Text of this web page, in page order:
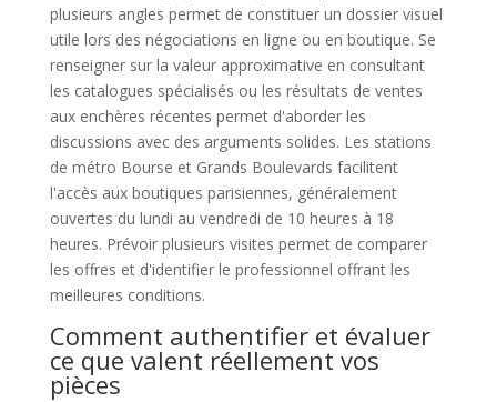
plusieurs angles permet de constituer un dossier visuel
utile lors des négociations en ligne ou en boutique. Se
renseigner sur la valeur approximative en consultant
les catalogues spécialisés ou les résultats de ventes
aux enchères récentes permet d'aborder les
discussions avec des arguments solides. Les stations
de métro Bourse et Grands Boulevards facilitent
l'accès aux boutiques parisiennes, généralement
ouvertes du lundi au vendredi de 10 heures à 18
heures. Prévoir plusieurs visites permet de comparer
les offres et d'identifier le professionnel offrant les
meilleures conditions.
Comment authentifier et évaluer
ce que valent réellement vos
pièces